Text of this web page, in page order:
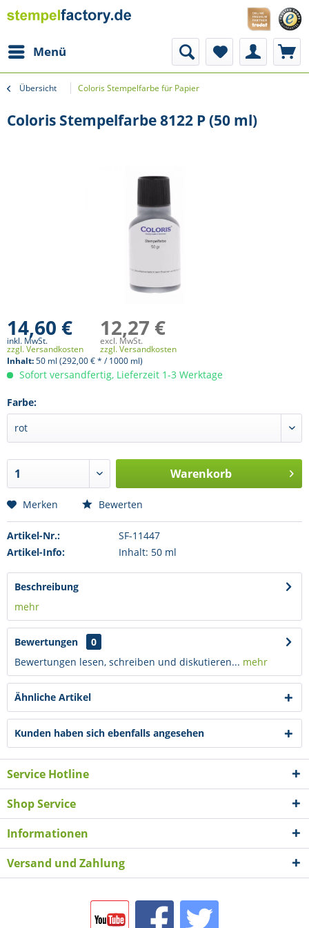
Menü
Übersicht Coloris Stempelfarbe für Papier
Coloris Stempelfarbe 8122 P (50 ml)
14,60 €
inkl. MwSt.
zzgl. Versandkosten
12,27 €
excl. MwSt.
zzgl. Versandkosten
Inhalt:50 ml (292,00 € * / 1000 ml)
Sofort versandfertig, Lieferzeit 1-3 Werktage
Farbe:
Warenkorb
Merken Bewerten
Artikel-Nr.:
SF-11447
Artikel-Info:
Inhalt: 50 ml
Beschreibung
mehr
Bewertungen
0
Bewertungen lesen, schreiben und diskutieren... mehr
Ähnliche Artikel
Kunden haben sich ebenfalls angesehen
Service Hotline
Shop Service
Informationen
Versand und Zahlung